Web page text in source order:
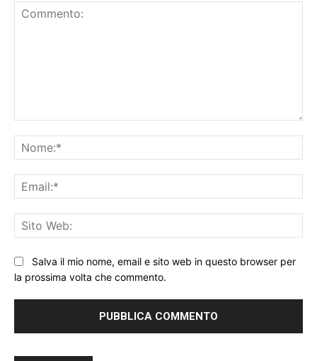
Salva il mio nome, email e sito web in questo browser per
la prossima volta che commento.